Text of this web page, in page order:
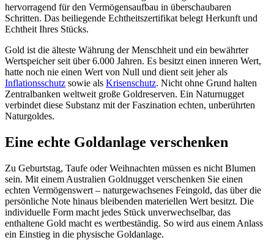
hervorragend für den Vermögensaufbau in überschaubaren
Schritten. Das beiliegende Echtheitszertifikat belegt Herkunft und
Echtheit Ihres Stücks.
Gold ist die älteste Währung der Menschheit und ein bewährter
Wertspeicher seit über 6.000 Jahren. Es besitzt einen inneren Wert,
hatte noch nie einen Wert von Null und dient seit jeher als
Inflationsschutz sowie als Krisenschutz. Nicht ohne Grund halten
Zentralbanken weltweit große Goldreserven. Ein Naturnugget
verbindet diese Substanz mit der Faszination echten, unberührten
Naturgoldes.
Eine echte Goldanlage verschenken
Zu Geburtstag, Taufe oder Weihnachten müssen es nicht Blumen
sein. Mit einem Australien Goldnugget verschenken Sie einen
echten Vermögenswert – naturgewachsenes Feingold, das über die
persönliche Note hinaus bleibenden materiellen Wert besitzt. Die
individuelle Form macht jedes Stück unverwechselbar, das
enthaltene Gold macht es wertbeständig. So wird aus einem Anlass
ein Einstieg in die physische Goldanlage.